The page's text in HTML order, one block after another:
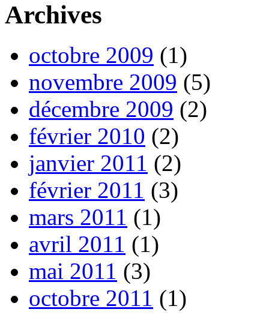
Archives
octobre 2009 (1)
novembre 2009 (5)
décembre 2009 (2)
février 2010 (2)
janvier 2011 (2)
février 2011 (3)
mars 2011 (1)
avril 2011 (1)
mai 2011 (3)
octobre 2011 (1)